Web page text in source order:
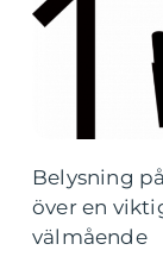
Belysning
över en
välmående